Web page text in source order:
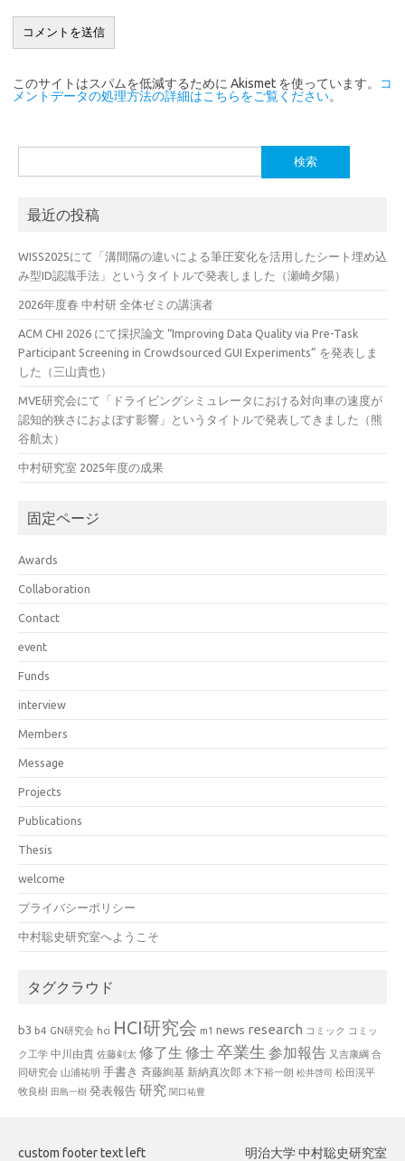
このサイトはスパムを低減するために Akismet を使っています。
コ
メントデータの処理方法の詳細はこちらをご覧ください。
索:
最近の投稿
WISS2025にて「溝間隔の違いによる筆圧変化を活用したシート埋め込
み型ID認識手法」というタイトルで発表しました（瀬崎夕陽）
2026年度春 中村研 全体ゼミの講演者
ACM CHI 2026 にて採択論文 “Improving Data Quality via Pre-Task
Participant Screening in Crowdsourced GUI Experiments” を発表しま
した（三山貴也）
MVE研究会にて「ドライビングシミュレータにおける対向車の速度が
認知的狭さにおよぼす影響」というタイトルで発表してきました（熊
谷航太）
中村研究室 2025年度の成果
固定ページ
Awards
Collaboration
Contact
event
Funds
interview
Members
Message
Projects
Publications
Thesis
welcome
プライバシーポリシー
中村聡史研究室へようこそ
タグクラウド
b3 b4 GN研究会 hci HCI研究会 m1 news research コミック コミッ
ク工学 中川由貴 佐藤剣太 修了生 修士卒業生 参加報告 又吉康綱 合
同研究会 山浦祐明 手書き 斉藤絢基 新納真次郎 木下裕一朗 松井啓司 松田滉平
牧良樹 田島一樹 発表報告 研究 関口祐豊
custom footer text left 明治大学 中村聡史研究室